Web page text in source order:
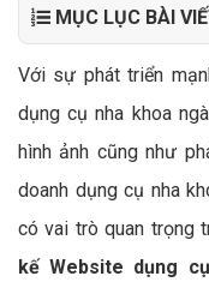
MỤC LỤC BÀI
Với sự phát triển
dụng cụ nha khoa
hình ảnh cũng như
doanh dụng cụ nha
có vai trò quan trọng
kế Website dụng